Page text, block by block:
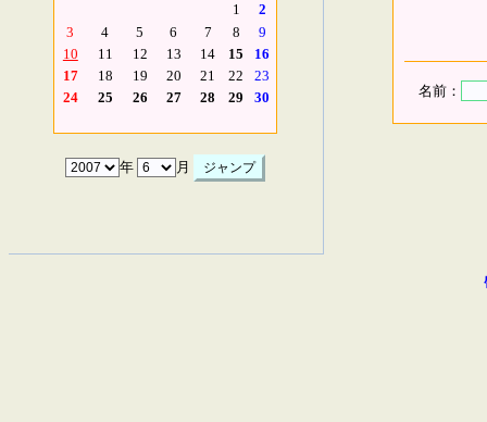
1
2
3
4 5 6 7 8
9
10
11 12 13 14 15
16
17
18 19 20 21 22
23
24
25 26 27 28 29 30
年 月
名前：